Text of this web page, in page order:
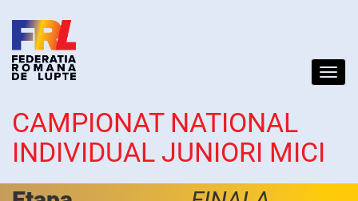
CAMPIONAT NATIONAL
INDIVIDUAL JUNIORI MICI